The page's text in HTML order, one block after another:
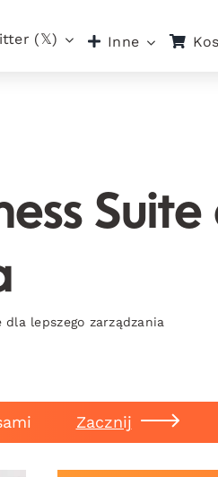
(𝕏) Inne
Suite
lepszego zarządzania
Zacznij